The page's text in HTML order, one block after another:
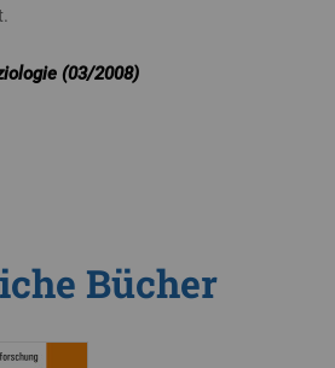
(03/2008)
Bücher